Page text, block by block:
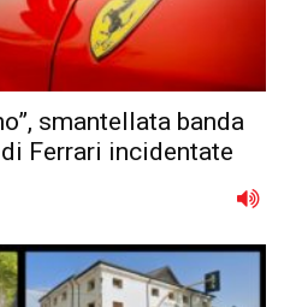
smantellata banda
Ferrari incidentate